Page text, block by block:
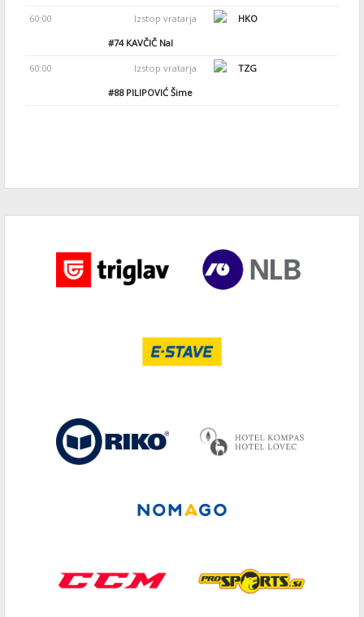
60:00 Izstop vratarja
HKO
#74KAVČIČ Nal
60:00 Izstop vratarja
TZG
#88PILIPOVIĆ Šime